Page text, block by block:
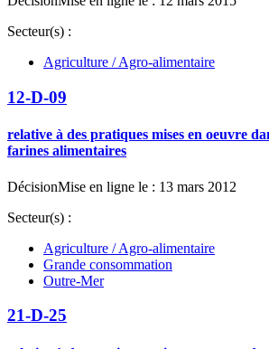
Secteur(s) :
Agriculture / Agro-alimentaire
12-D-09
relative à des pratiques mises en oeuvre
farines alimentaires
DécisionMise en ligne le : 13 mars 2012
Secteur(s) :
Agriculture / Agro-alimentaire
Grande consommation
Outre-Mer
21-D-25